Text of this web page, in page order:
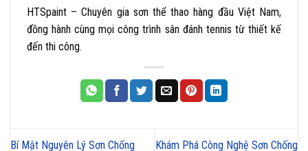
HTSpaint – Chuyên gia sơn thể thao hàng đầu Việt Nam,
đồng hành cùng mọi công trình sân đánh tennis từ thiết kế
đến thi công.
Bí Mật Nguyên Lý Sơn Chống
Khám Phá Công Nghệ Sơn Chống